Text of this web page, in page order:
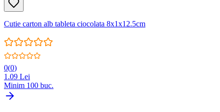
Cutie carton alb tableta ciocolata 8x1x12.5cm
0(0)
1.09 Lei
Minim 100 buc.